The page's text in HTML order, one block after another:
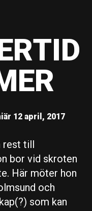
12 april, 2017
rest till
bor vid skroten
Här möter hon
och
som kan